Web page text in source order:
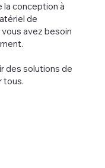
la conception à
de
avez besoin
des solutions de
tous.